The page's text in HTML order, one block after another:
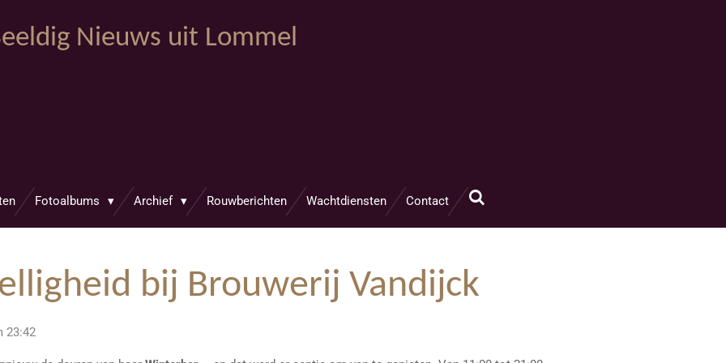
Nieuws uit Lommel
Fotoalbums Archief Rouwberichten Wachtdiensten Contact
bij Brouwerij Vandijck
23:42